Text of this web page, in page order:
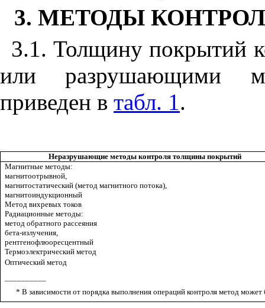
3. МЕТОДЫ
3.1. Толщину покрытий
или разрушающими
приведен в табл. 1.
Неразрушающие методы контроля толщины покрытий
Магнитные методы:
магнитоотрывной,
магнитостатический (метод магнитного потока),
магнитоиндукционный
Метод вихревых токов
Радиационные методы:
метод обратного рассеяния
бета-излучения,
рентгенофлюоресцентный
Термоэлектрический метод
Оптический метод
* В зависимости от порядка выполнения операций контроля метод